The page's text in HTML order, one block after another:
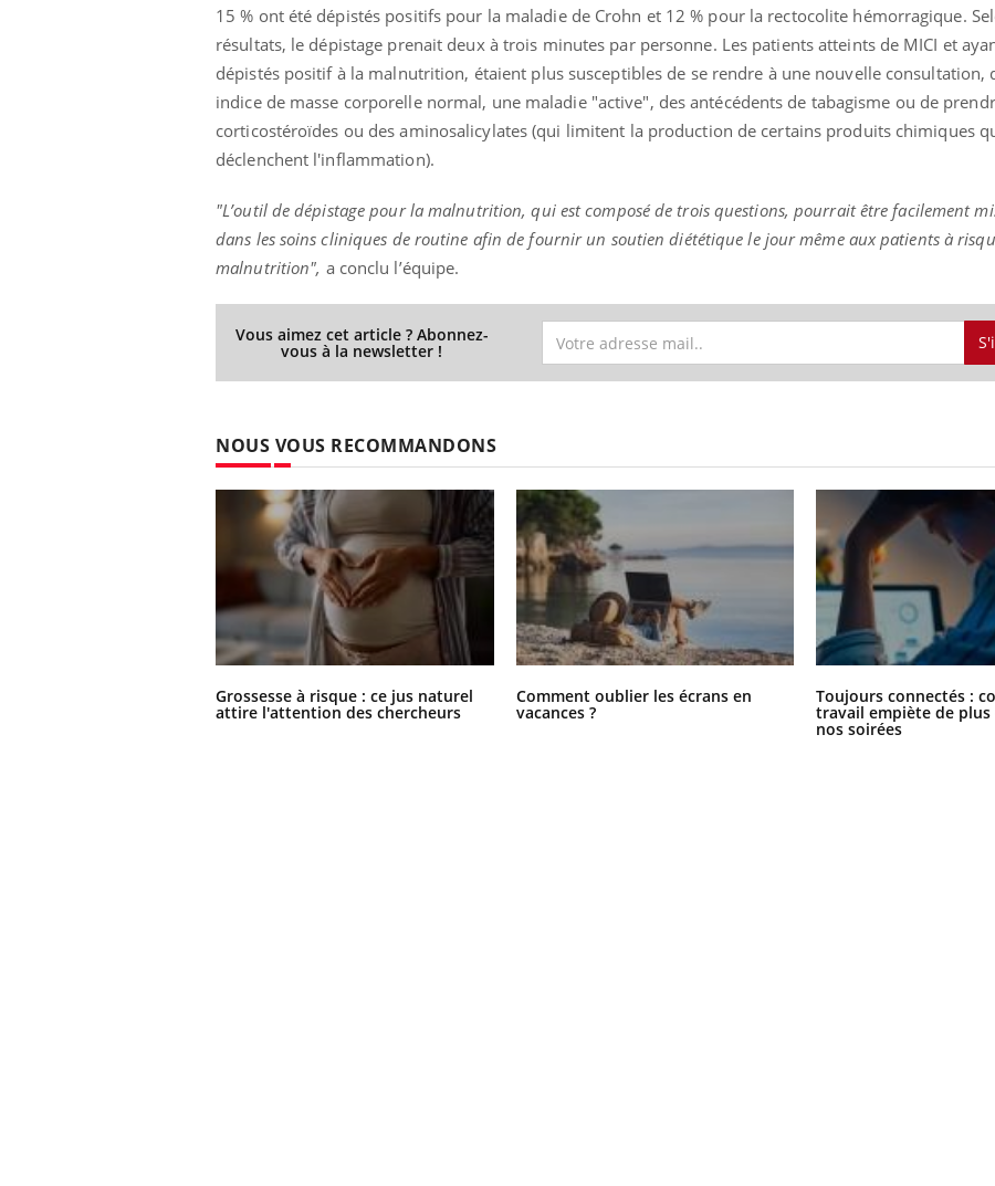
15 % ont été dépistés positifs pour la maladie de Crohn et 12 % pour la rectocolite hémorragique.
résultats, le dépistage prenait deux à trois minutes par personne. Les patients atteints de MICI et
dépistés positif à la malnutrition, étaient plus susceptibles de se rendre à une nouvelle consultation,
indice de masse corporelle normal, une maladie "active", des antécédents de tabagisme ou de
corticostéroïdes ou des aminosalicylates (qui limitent la production de certains produits chimiques
déclenchent l'inflammation).
"L’outil de dépistage pour la malnutrition, qui est composé de trois questions, pourrait être facilement
dans les soins cliniques de routine afin de fournir un soutien diététique le jour même aux patients à
malnutrition", a conclu l’équipe.
Vous aimez cet article ? Abonnez-
vous à la newsletter !
NOUS VOUS RECOMMANDONS
Grossesse à risque : ce jus naturel
attire l'attention des chercheurs
Comment oublier les écrans en
vacances ?
Toujours connectés :
travail empiète de plus
nos soirées